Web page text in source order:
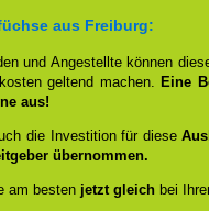
aus Freiburg:
und Angestellte können
geltend machen. Eine
aus!
die Investition für diese
übernommen.
am besten jetzt gleich bei